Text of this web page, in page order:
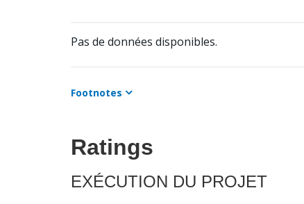
Pas de données disponibles.
Footnotes
Ratings
EXÉCUTION DU PROJET